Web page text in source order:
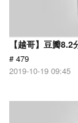
【越哥】豆瓣
# 479
2019-10-19 09:45